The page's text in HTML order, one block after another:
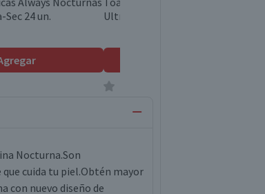
24 un.
Ultrafina 8 un.
Nocturna.Son
cuida tu piel.Obtén mayor
con nuevo diseño de